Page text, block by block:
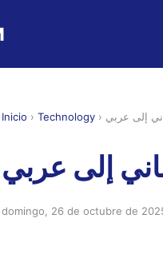
Inicio › Technology › إلى عربي
إلى عربي
domingo, 26 de octubre de